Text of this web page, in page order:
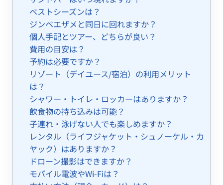
ベストシーズンは？
ジンベエザメと同日に回れますか？
個人手配とツアー、どちらが良い？
費用の目安は？
予約は必要ですか？
リゾート（デイユース/宿泊）の利用メリット
は？
シャワー・トイレ・ロッカーはありますか？
飲食物の持ち込みは可能？
子連れ・泳げない人でも楽しめますか？
レンタル（ライフジャケット・シュノーケル・カ
ヤック）はありますか？
ドローン撮影はできますか？
モバイル電波やWi-Fiは？